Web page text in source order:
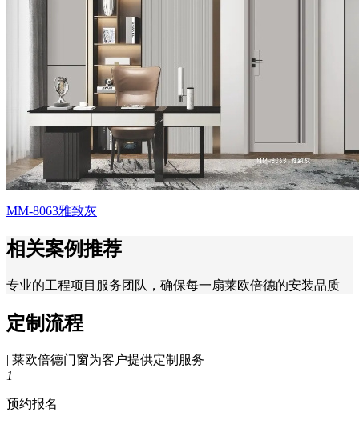
MM-8063雅致灰
相关案例推荐
专业的工程项目服务团队，确保每一扇莱欧倍德的安装品质
定制流程
| 莱欧倍德门窗为客户提供定制服务
1
预约报名